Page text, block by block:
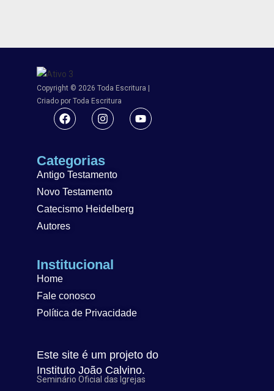
Copyright © 2026 Toda Escritura |
Criado por Toda Escritura
Categorias
Antigo Testamento
Novo Testamento
Catecismo Heidelberg
Autores
Institucional
Home
Fale conosco
Política de Privacidade
Este site é um projeto do
Instituto João Calvino.
Seminário Oficial das Igrejas